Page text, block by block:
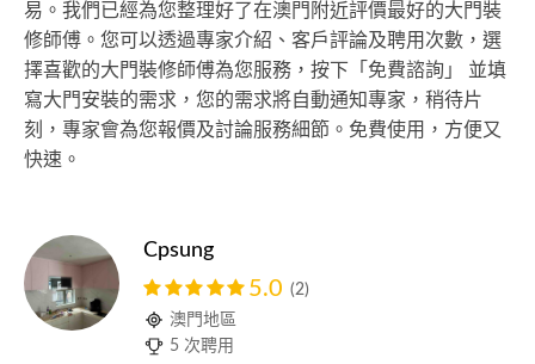
易。我們已經為您整理好了在澳門附近評價最好的大門裝
修師傅。您可以透過專家介紹、客戶評論及聘用次數，選
擇喜歡的大門裝修師傅為您服務，按下「免費諮詢」 並填
寫大門安裝的需求，您的需求將自動通知專家，稍待片
刻，專家會為您報價及討論服務細節。免費使用，方便又
快速。
Cpsung
5.0 (2)
澳門地區
5 次聘用